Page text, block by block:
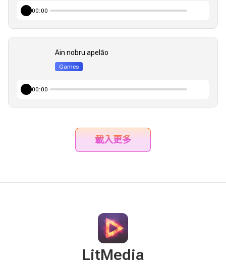
00:00
Ain nobru apelão
Games
00:00
載入更多
LitMedia